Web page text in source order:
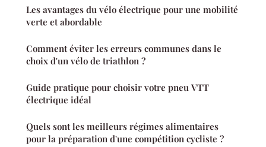
Les avantages du vélo électrique pour une mobilité
verte et abordable
Comment éviter les erreurs communes dans le
choix d'un vélo de triathlon ?
Guide pratique pour choisir votre pneu VTT
électrique idéal
Quels sont les meilleurs régimes alimentaires
pour la préparation d'une compétition cycliste ?